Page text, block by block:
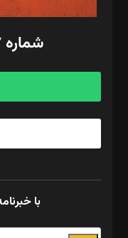
امور مالی: شاپور رهبری،
آگهی و مشترکین: ۰۹۱۹۹۹۹۰۴۵۴
شماره ۱۴۷ - مرداد ۱۴۰۵
با